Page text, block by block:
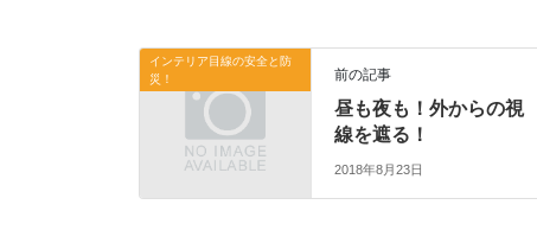
インテリア目線の安全と防
災！
前の記事
昼も夜も！外からの視
線を遮る！
2018年8月23日